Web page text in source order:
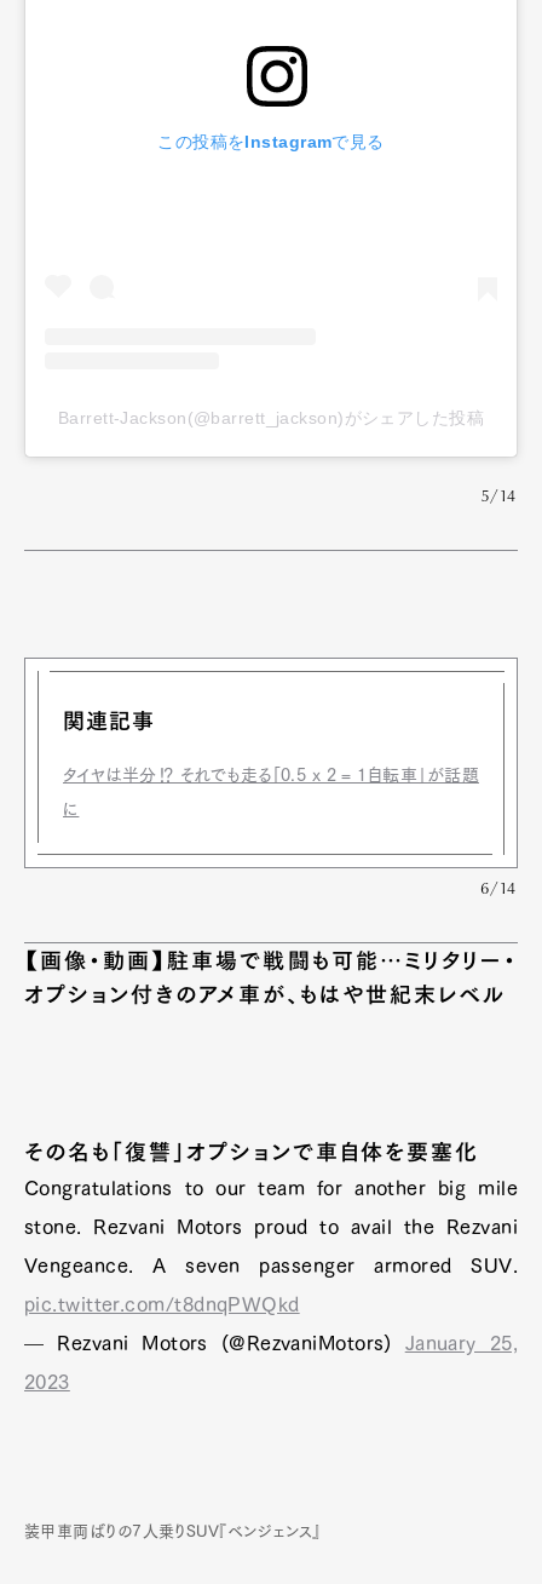
この投稿をInstagramで見る
Barrett-Jackson(@barrett_jackson)がシェアした投稿
5/14
関連記事
タイヤは半分⁉ それでも走る「0.5 x 2 = 1自転車」が話題
に
6/14
【画像・動画】駐車場で戦闘も可能…ミリタリー・
オプション付きのアメ車が、もはや世紀末レベル
その名も「復讐」オプションで車自体を要塞化
Congratulations to our team for another big mile
stone. Rezvani Motors proud to avail the Rezvani
Vengeance. A seven passenger armored SUV.
pic.twitter.com/t8dnqPWQkd
— Rezvani Motors (@RezvaniMotors) January 25,
2023
装甲車両ばりの7人乗りSUV『ベンジェンス』